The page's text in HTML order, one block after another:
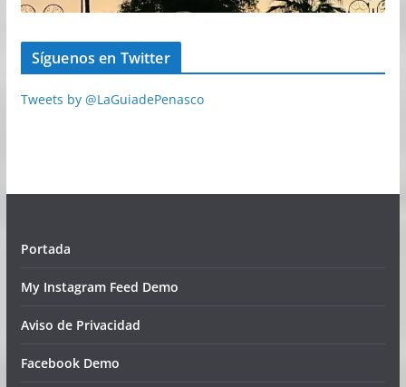
Síguenos en Twitter
Tweets by @LaGuiadePenasco
Portada
My Instagram Feed Demo
Aviso de Privacidad
Facebook Demo